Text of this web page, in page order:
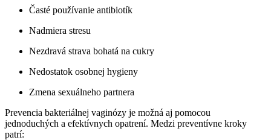
Časté používanie antibiotík
Nadmiera stresu
Nezdravá strava bohatá na cukry
Nedostatok osobnej hygieny
Zmena sexuálneho partnera
Prevencia bakteriálnej vaginózy je možná aj pomocou
jednoduchých a efektívnych opatrení. Medzi preventívne kroky
patrí: